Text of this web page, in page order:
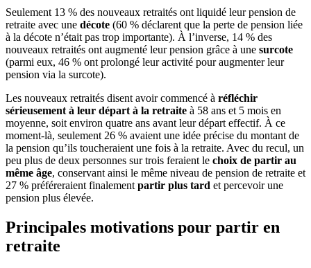
Seulement 13 % des nouveaux retraités ont liquidé leur pension de
retraite avec une décote (60 % déclarent que la perte de pension liée
à la décote n’était pas trop importante). À l’inverse, 14 % des
nouveaux retraités ont augmenté leur pension grâce à une surcote
(parmi eux, 46 % ont prolongé leur activité pour augmenter leur
pension via la surcote).
Les nouveaux retraités disent avoir commencé à réfléchir
sérieusement à leur départ à la retraite à 58 ans et 5 mois en
moyenne, soit environ quatre ans avant leur départ effectif. À ce
moment-là, seulement 26 % avaient une idée précise du montant de
la pension qu’ils toucheraient une fois à la retraite. Avec du recul, un
peu plus de deux personnes sur trois feraient le choix de partir au
même âge, conservant ainsi le même niveau de pension de retraite et
27 % préféreraient finalement partir plus tard et percevoir une
pension plus élevée.
Principales motivations pour partir en
retraite